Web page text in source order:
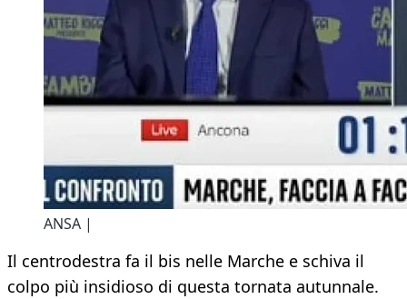
ANSA |
Il centrodestra fa il bis nelle Marche e schiva il
colpo più insidioso di questa tornata autunnale.